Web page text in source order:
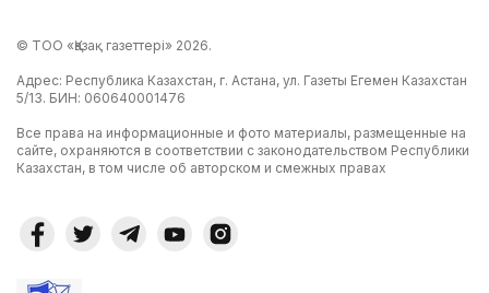
© ТОО «Қазақ газеттері» 2026.
Адрес: Республика Казахстан, г. Астана, ул. Газеты Егемен Казахстан
5/13. БИН: 060640001476
Все права на информационные и фото материалы, размещенные на
сайте, охраняются в соответствии с законодательством Республики
Казахстан, в том числе об авторском и смежных правах